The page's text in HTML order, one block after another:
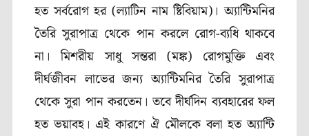
হত সর্বরোগ হর (ল্যাটিন নাম ষ্টিবিয়াম)। অ্যান্টিমনির
তৈরি সুরাপাত্র থেকে পান করলে রোগ-ব্যধি থাকবে
না। মিশরীয় সাধু সন্তরা (মঙ্ক) রোগমুক্তি এবং
দীর্ঘজীবন লাভের জন্য অ্যান্টিমনির তৈরি সুরাপাত্র
থেকে সুরা পান করতেন। তবে দীর্ঘদিন ব্যবহারের ফল
হত ভয়াবহ। এই কারণে ঐ মৌলকে বলা হত অ্যান্টি